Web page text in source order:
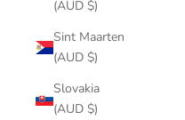
(AUD $)
Sint Maarten
(AUD $)
Slovakia
(AUD $)